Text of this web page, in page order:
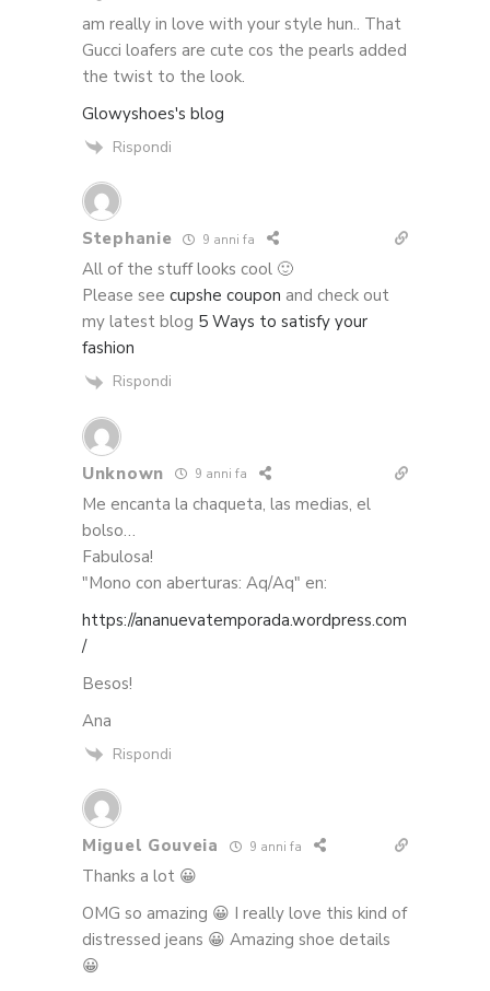
am really in love with your style hun.. That
Gucci loafers are cute cos the pearls added
the twist to the look.
Glowyshoes's blog
Rispondi
Stephanie 9 anni fa
All of the stuff looks cool 🙂
Please see cupshe coupon and check out
my latest blog 5 Ways to satisfy your
fashion
Rispondi
Unknown 9 anni fa
Me encanta la chaqueta, las medias, el
bolso…
Fabulosa!
"Mono con aberturas: Aq/Aq" en:
https://ananuevatemporada.wordpress.com
/
Besos!
Ana
Rispondi
Miguel Gouveia 9 anni fa
Thanks a lot 😀
OMG so amazing 😀 I really love this kind of
distressed jeans 😀 Amazing shoe details
😀